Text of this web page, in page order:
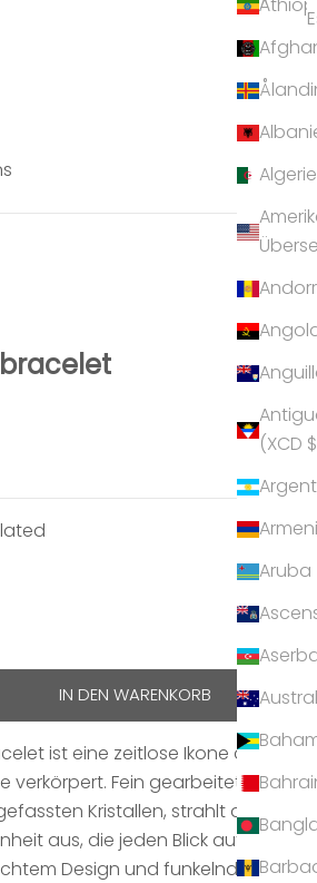
(XCD
Aruba
IN DEN WARENKORB
ist eine zeitlose Ikone des
verkörpert. Fein gearbeitet aus
Kristallen, strahlt dieses
aus, die jeden Blick auf sich
Design und funkelndem